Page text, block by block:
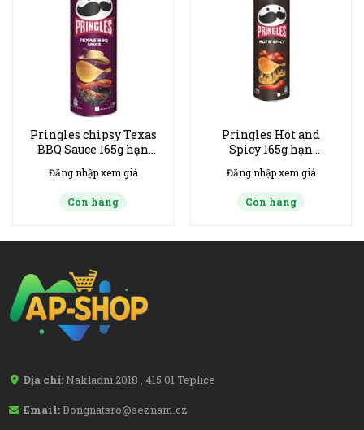
Pringles chipsy Texas
BBQ Sauce 165g hạn
Đăng nhập xem giá
Còn hàng
Pringles Hot and
Spicy 165g hạn
Đăng nhập xem giá
Còn hàng
Địa chỉ: Nakladni 2018 , 415 01 Teplice
Email:Dongnatsro@seznam.cz